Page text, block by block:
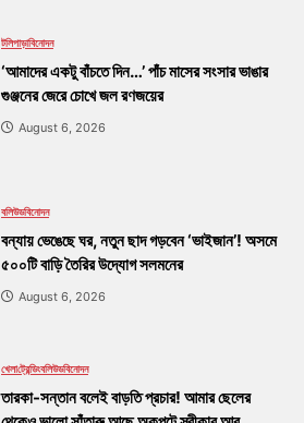
টলিপাড়াবিনোদন
‘আমাদের একটু বাঁচতে দিন…’ পাঁচ মাসের সংসার ভাঙার
গুঞ্জনের জেরে চোখে জল রণজয়ের
August 6, 2026
বলিউডবিনোদন
বন্যায় ভেঙেছে ঘর, নতুন ছাদ গড়বেন ‘ভাইজান’! অসমে
৫০০টি বাড়ি তৈরির উদ্যোগ সলমনের
August 6, 2026
খেলাট্রেন্ডিংবলিউডবিনোদন
তারকা-সন্তান বলেই বাড়তি প্রচার! আমার ছেলের